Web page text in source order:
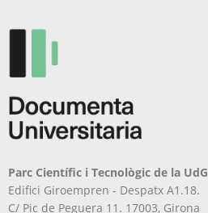
Parc Científic i Tecnològic de la UdG
Edifici Giroempren - Despatx A1.18.
C/ Pic de Peguera 11. 17003, Girona